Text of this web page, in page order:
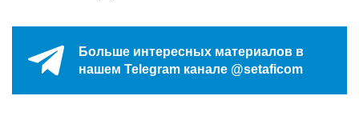
Больше интересных материалов в
нашем Telegram канале @setaficom